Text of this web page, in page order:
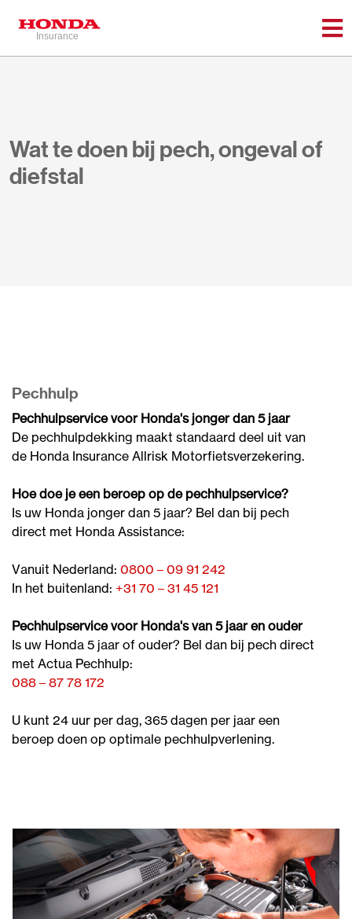
Wat te doen bij pech, ongeval of
diefstal
Pechhulp
Pechhulpservice voor Honda's jonger dan 5 jaar
De pechhulpdekking maakt standaard deel uit van
de Honda Insurance Allrisk Motorfietsverzekering.
Hoe doe je een beroep op de pechhulpservice?
Is uw Honda jonger dan 5 jaar? Bel dan bij pech
direct met Honda Assistance:
Vanuit Nederland: 0800 – 09 91 242
In het buitenland: +31 70 – 31 45 121
Pechhulpservice voor Honda's van 5 jaar en ouder
Is uw Honda 5 jaar of ouder? Bel dan bij pech direct
met Actua Pechhulp:
088 – 87 78 172
U kunt 24 uur per dag, 365 dagen per jaar een
beroep doen op optimale pechhulpverlening.